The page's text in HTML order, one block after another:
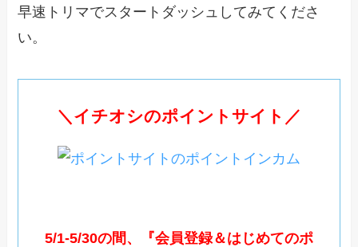
早速トリマでスタートダッシュしてみてくださ
い。
＼イチオシのポイントサイト／
5/1-5/30の間、『会員登録＆はじめてのポ